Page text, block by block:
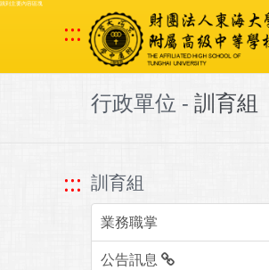
跳到主要內容區塊
:::
行政單位 - 訓育組
::: 訓育組
業務職掌
公告訊息